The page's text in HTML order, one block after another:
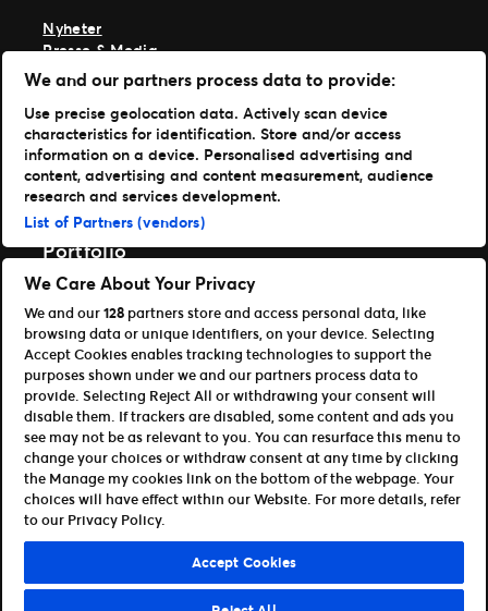
Nyheter
Presse & Media
Ekspertise
TM1-innlogging
Last ned appene våre
Ticketmaster App
TM1 Reports App (App Store)
TM1 Reports App (Google Play)
Portfolio
Ticketmaster
Universe
For partnere
Åpen plattform for utviklere
Bli affiliate / partner
Info om API og SDK for utviklere
Vilkår for brukPersonvern
Retningslinjer for informasjonskapsler
Administrer mine preferanser
Norway
We and our partners process data to provide:
Use precise geolocation data. Actively scan device
characteristics for identification. Store and/or access
information on a device. Personalised advertising and
content, advertising and content measurement, audience
research and services development.
List of Partners (vendors)
We Care About Your Privacy
We and our128 partners store and access personal data, like
browsing data or unique identifiers, on your device. Selecting
Accept Cookies enables tracking technologies to support the
purposes shown under we and our partners process data to
provide. Selecting Reject All or withdrawing your consent will
disable them. If trackers are disabled, some content and ads you
see may not be as relevant to you. You can resurface this menu to
change your choices or withdraw consent at any time by clicking
the Manage my cookies link on the bottom of the webpage. Your
choices will have effect within our Website. For more details, refer
to our Privacy Policy.
Accept Cookies